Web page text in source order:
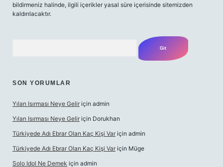
bildirmeniz halinde, ilgili içerikler yasal süre içerisinde sitemizden
kaldırılacaktır.
SON YORUMLAR
Yılan Isırması Neye Gelir için admin
Yılan Isırması Neye Gelir için Dorukhan
Türkiyede Adı Ebrar Olan Kaç Kişi Var için admin
Türkiyede Adı Ebrar Olan Kaç Kişi Var için Müge
Solo Idol Ne Demek için admin